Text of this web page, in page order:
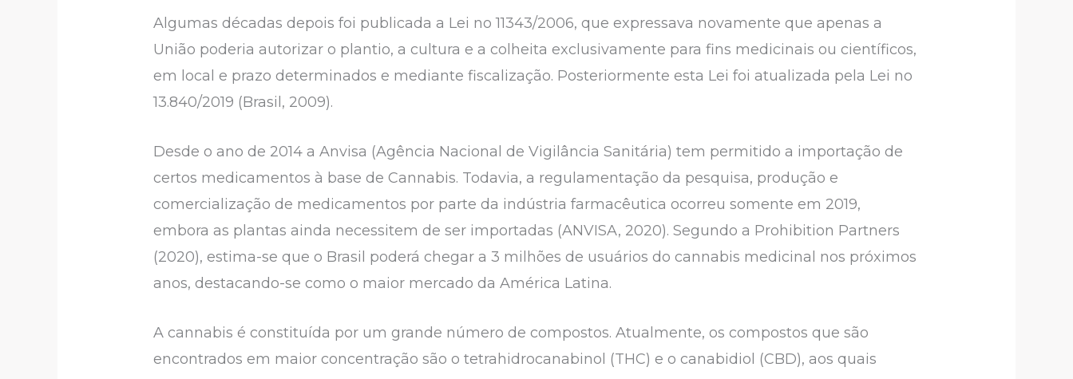
Algumas décadas depois foi publicada a Lei no 11343/2006, que expressava novamente que apenas a
União poderia autorizar o plantio, a cultura e a colheita exclusivamente para fins medicinais ou científicos,
em local e prazo determinados e mediante fiscalização. Posteriormente esta Lei foi atualizada pela Lei no
13.840/2019 (Brasil, 2009).
Desde o ano de 2014 a Anvisa (Agência Nacional de Vigilância Sanitária) tem permitido a importação de
certos medicamentos à base de Cannabis. Todavia, a regulamentação da pesquisa, produção e
comercialização de medicamentos por parte da indústria farmacêutica ocorreu somente em 2019,
embora as plantas ainda necessitem de ser importadas (ANVISA, 2020). Segundo a Prohibition Partners
(2020), estima-se que o Brasil poderá chegar a 3 milhões de usuários do cannabis medicinal nos próximos
anos, destacando-se como o maior mercado da América Latina.
A cannabis é constituída por um grande número de compostos. Atualmente, os compostos que são
encontrados em maior concentração são o tetrahidrocanabinol (THC) e o canabidiol (CBD), aos quais